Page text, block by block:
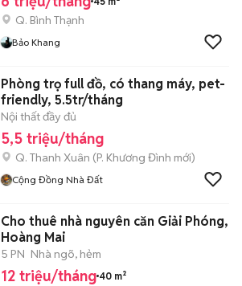
Q. Bình Thạnh
Bảo Khang
Phòng trọ full đồ, có thang máy, pet-
friendly, 5.5tr/tháng
Nội thất đầy đủ
5,5 triệu/tháng
Q. Thanh Xuân (P. Khương Đình mới)
Cộng Đồng Nhà Đất
Cho thuê nhà nguyên căn Giải Phóng,
Hoàng Mai
5 PN Nhà ngõ, hẻm
12 triệu/tháng 40 m²